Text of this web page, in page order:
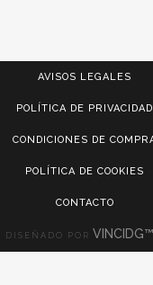
AVISOS LEGALES
POLÍTICA DE PRIVACIDAD
CONDICIONES DE
POLÍTICA DE COOKIES
CONTACTO
DISEÑADO POR VINCIDG™